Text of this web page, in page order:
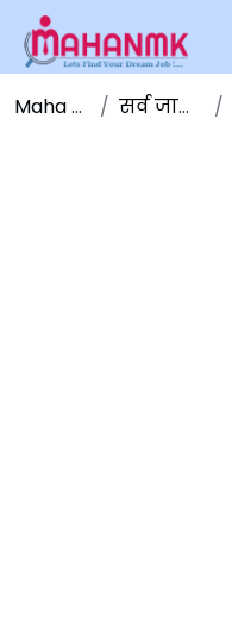
Maha NMK सर्व जाहिराती